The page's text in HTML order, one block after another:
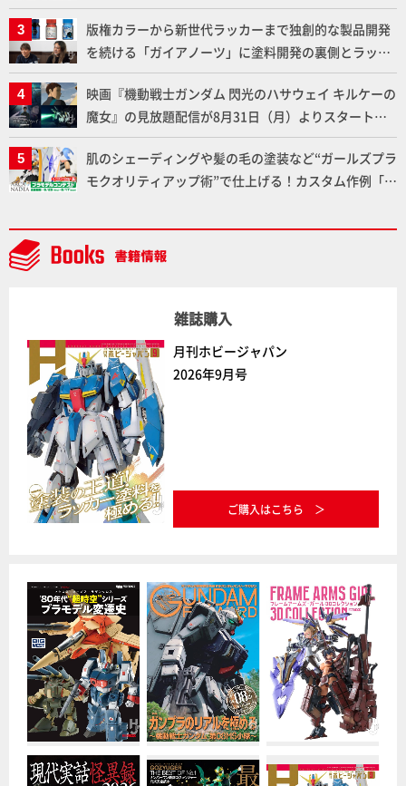
劇中どおりのプロポーションを再現【機動戦士Zガン
ダム】
版権カラーから新世代ラッカーまで独創的な製品開発
を続ける「ガイアノーツ」に塗料開発の裏側とラッカ
ー塗料の未来についてインタビュー！
映画『機動戦士ガンダム 閃光のハサウェイ キルケーの
魔女』の見放題配信が8月31日（月）よりスタート！
Prime Videoで国内独占配信
肌のシェーディングや髪の毛の塗装など“ガールズプラ
モクオリティアップ術”で仕上げる！カスタム作例「白
デルコンテスト」～8月17日（月）11:59まで応募受付
中】
雑誌購入
月刊ホビージャパン
2026年9月号
ご購入はこちら